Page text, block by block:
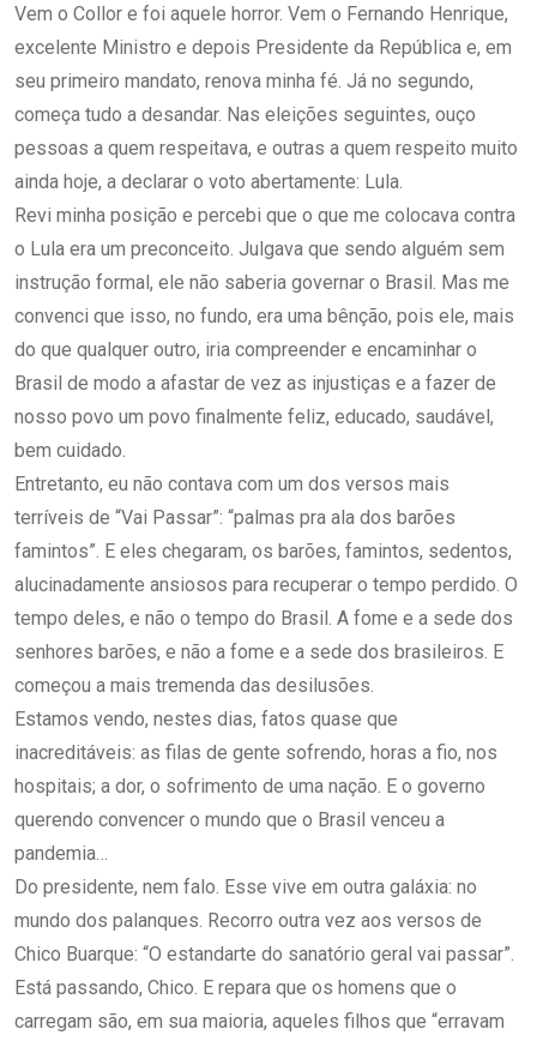
Vem o Collor e foi aquele horror. Vem o Fernando Henrique,
excelente Ministro e depois Presidente da República e, em
seu primeiro mandato, renova minha fé. Já no segundo,
começa tudo a desandar. Nas eleições seguintes, ouço
pessoas a quem respeitava, e outras a quem respeito muito
ainda hoje, a declarar o voto abertamente: Lula.
Revi minha posição e percebi que o que me colocava contra
o Lula era um preconceito. Julgava que sendo alguém sem
instrução formal, ele não saberia governar o Brasil. Mas me
convenci que isso, no fundo, era uma bênção, pois ele, mais
do que qualquer outro, iria compreender e encaminhar o
Brasil de modo a afastar de vez as injustiças e a fazer de
nosso povo um povo finalmente feliz, educado, saudável,
bem cuidado.
Entretanto, eu não contava com um dos versos mais
terríveis de “Vai Passar”: “palmas pra ala dos barões
famintos”. E eles chegaram, os barões, famintos, sedentos,
alucinadamente ansiosos para recuperar o tempo perdido. O
tempo deles, e não o tempo do Brasil. A fome e a sede dos
senhores barões, e não a fome e a sede dos brasileiros. E
começou a mais tremenda das desilusões.
Estamos vendo, nestes dias, fatos quase que
inacreditáveis: as filas de gente sofrendo, horas a fio, nos
hospitais; a dor, o sofrimento de uma nação. E o governo
querendo convencer o mundo que o Brasil venceu a
pandemia…
Do presidente, nem falo. Esse vive em outra galáxia: no
mundo dos palanques. Recorro outra vez aos versos de
Chico Buarque: “O estandarte do sanatório geral vai passar”.
Está passando, Chico. E repara que os homens que o
carregam são, em sua maioria, aqueles filhos que “erravam